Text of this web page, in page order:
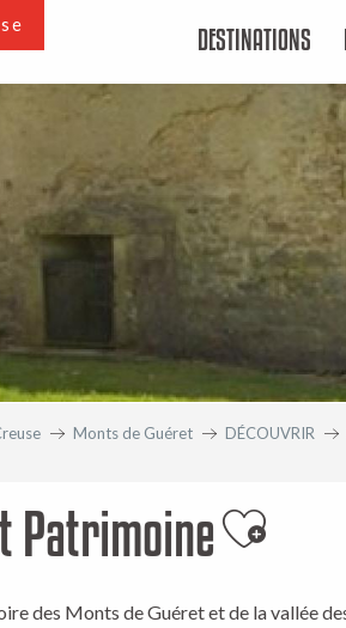
DESTINATIONS
Monts de Guéret DÉCOUVRIR
Patrimoine
des Monts de Guéret et de la vallée